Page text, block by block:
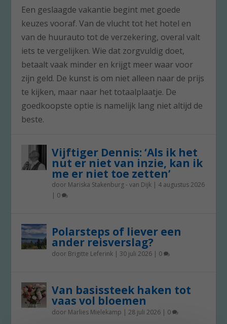
Een geslaagde vakantie begint met goede
keuzes vooraf. Van de vlucht tot het hotel en
van de huurauto tot de verzekering, overal valt
iets te vergelijken. Wie dat zorgvuldig doet,
betaalt vaak minder en krijgt meer waar voor
zijn geld. De kunst is om niet alleen naar de prijs
te kijken, maar naar het totaalplaatje. De
goedkoopste optie is namelijk lang niet altijd de
beste.
Vijftiger Dennis: ‘Als ik het
nut er niet van inzie, kan ik
me er niet toe zetten’
door Mariska Stakenburg - van Dijk | 4 augustus 2026
| 0
Polarsteps of liever een
ander reisverslag?
door Brigitte Leferink | 30 juli 2026 | 0
Van basissteek haken tot
vaas vol bloemen
door Marlies Mielekamp |28 juli 2026 | 0